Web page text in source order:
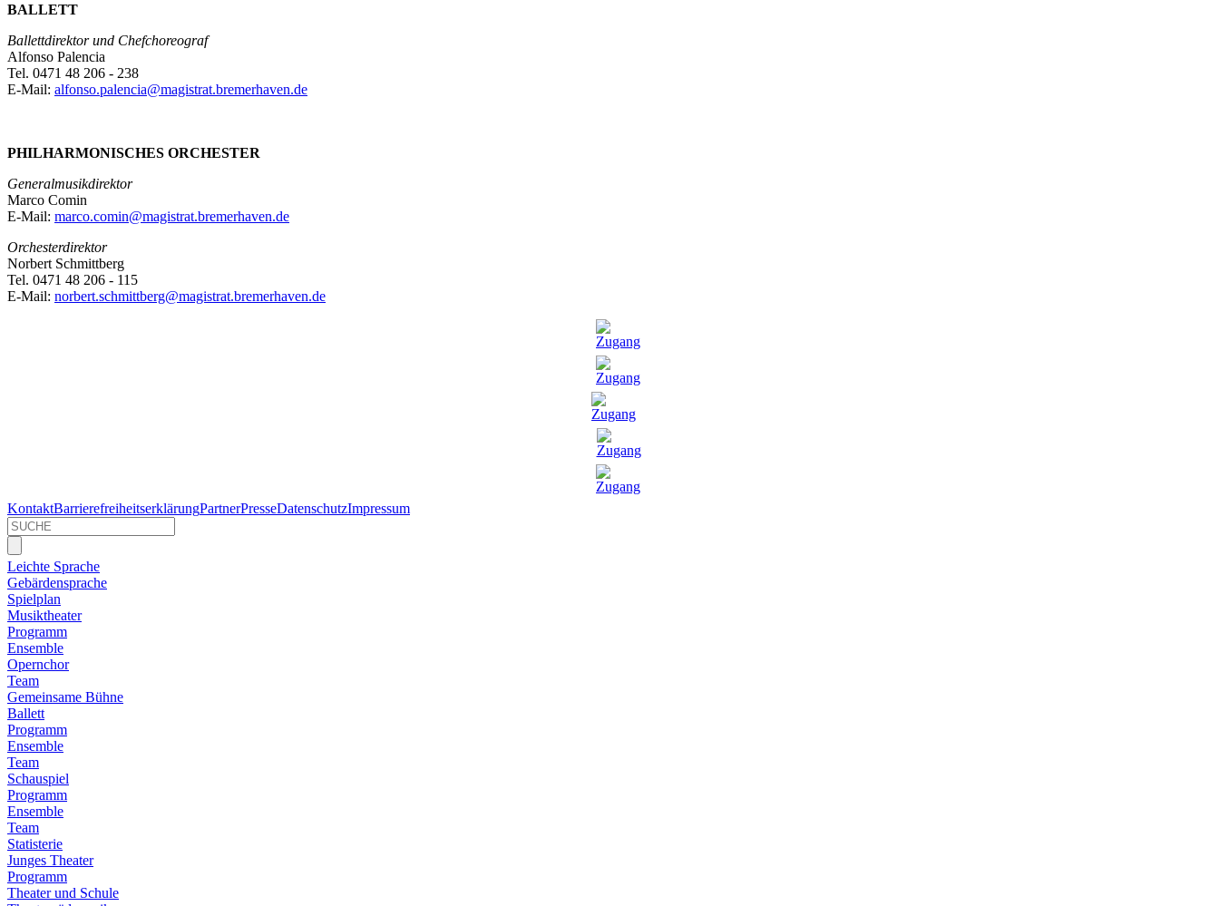
BALLETT
Ballettdirektor und Chefchoreograf
Alfonso Palencia
Tel. 0471 48 206 - 238
E-Mail: alfonso.palencia@magistrat.bremerhaven.de
PHILHARMONISCHES ORCHESTER
Generalmusikdirektor
Marco Comin
E-Mail: marco.comin@magistrat.bremerhaven.de
Orchesterdirektor
Norbert Schmittberg
Tel. 0471 48 206 - 115
E-Mail: norbert.schmittberg@magistrat.bremerhaven.de
KontaktBarrierefreiheitserklärungPartnerPresseDatenschutzImpressum
Leichte Sprache
Gebärdensprache
Spielplan
Musiktheater
Programm
Ensemble
Opernchor
Team
Gemeinsame Bühne
Ballett
Programm
Ensemble
Team
Schauspiel
Programm
Ensemble
Team
Statisterie
Junges Theater
Programm
Theater und Schule